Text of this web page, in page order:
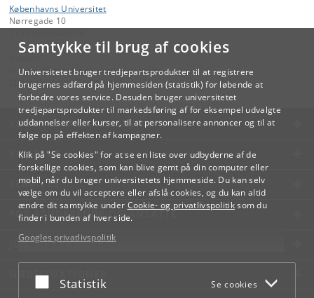
Samtykke til brug af cookies
Universitetet bruger tredjepartsprodukter til at registrere
brugernes adfærd på hjemmesiden (statistik) for løbende at
forbedre vores service. Desuden bruger universitetet
tredjepartsprodukter til markedsføring af for eksempel udvalgte
uddannelser eller kurser, til at personalisere annoncer og til at
følge op på effekten af kampagner.
Klik på "Se cookies" for at se en liste over udbyderne af de
forskellige cookies, som kan blive gemt på din computer eller
mobil, når du bruger universitetets hjemmeside. Du kan selv
vælge om du vil acceptere eller afslå cookies, og du kan altid
ændre dit samtykke under Cookie- og privatlivspolitiksom du
finder i bunden af hver side.
Googles privatlivspolitik
Acceptér eller afslå
Statistik Se cookies
Københavns Universitet
Nørregade 10
Videreuddannelse og Livslang Læring
lifelonglearning@adm.ku.dk
KØBENHAVNS UNIVERSITET
KONTAKT
SERVICES
FOR STUDERENDE OG ANSATTE
JOB OG KARRIERE
NØDSITUATIONER